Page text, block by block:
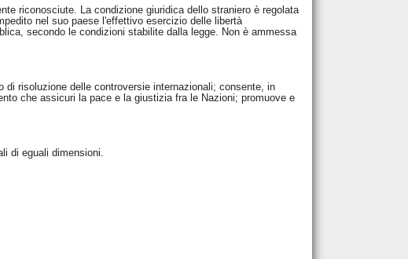
riconosciute. La condizione giuridica dello straniero è regolata
nel suo paese l'effettivo esercizio delle libertà
secondo le condizioni stabilite dalla legge. Non è ammessa
di risoluzione delle controversie internazionali; consente, in
che assicuri la pace e la giustizia fra le Nazioni; promuove e
di eguali dimensioni.